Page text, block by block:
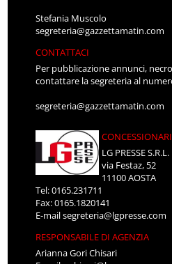
Stefania Muscolo
segreteria@gazzettamatin.com
CONTATTACI
Per pubblicazione annunci,
contattare la segreteria al
segreteria@gazzettamatin.com
LG PRESSE S.R.L.
via Festaz, 52
11100 AOSTA
Tel: 0165.231711
Fax: 0165.1820141
E-mailsegreteria@lgpresse.com
RESPONSABILE DI AGENZIA
Arianna Gori Chisari